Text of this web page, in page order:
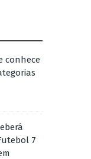
conhece
7